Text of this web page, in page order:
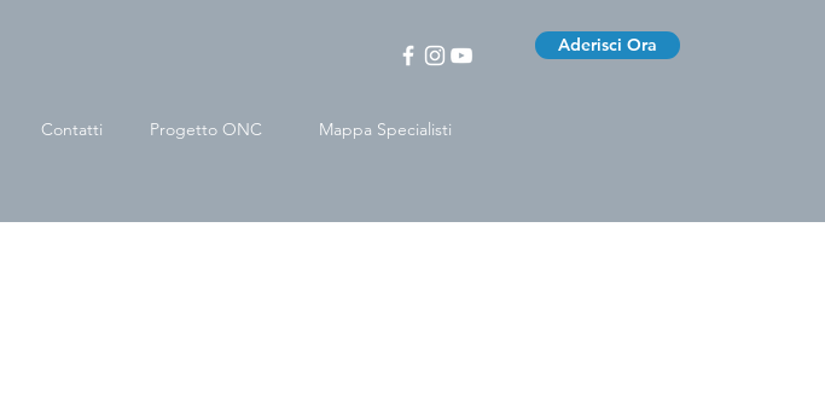
Aderisci Ora
Contatti Progetto ONC Mappa Specialisti